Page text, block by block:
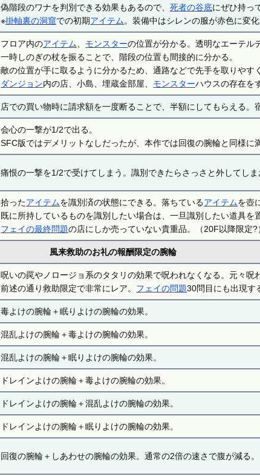
偽階段のワナを判別できる効果もあるので、死者の谷底にぜひ持っ
※掛軸裏の洞窟での初期アイテム。装備中はシレンの服が赤色に変化
フロア内のアイテム、 モンスターの位置が分かる。透明なエーテル
一時しのぎの杖を振ることで、階段の位置も間接的に分かる。
敵の位置が手に取るように分かるため、通路などで先手を取りやす
ダンジョン内の店、小島、埋蔵金部屋、 モンスターハウスの存在を
店での買い物時に請求額を一度断ることで、半額にしてもらえる。
会心の一撃が1/2で出る。
SFC版ではデメリットなしだったが、本作では回復の腕輪と同様に
痛恨の一撃を1/2で受けてしまう。識別できたらさっさと外してしま
拾ったアイテムを識別済の状態にできる。落ちているアイテムを壺
既に所持しているものを識別したい場合は、一旦識別したい道具を
フェイの最終問題の店にしか売っていない貴重品。（20F以降限定?
風来救助のお礼の報酬限定の腕輪
呪いの罠やノロージョ系のタタリの効果で呪われなくなる。元々呪
前述の通り救助限定で非常にレア。 フェイの問題30問目にも出現す
毒よけの腕輪＋眠りよけの腕輪の効果。
混乱よけの腕輪＋毒よけの腕輪の効果。
混乱よけの腕輪＋眠りよけの腕輪の効果。
ドレインよけの腕輪＋毒よけの腕輪の効果。
ドレインよけの腕輪＋混乱よけの腕輪の効果。
ドレインよけの腕輪＋眠りよけの腕輪の効果。
回復の腕輪＋しあわせの腕輪の効果。通常の2倍の速さで腹が減る。